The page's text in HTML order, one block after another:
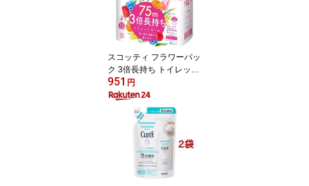
スコッティ フラワーパッ
ク 3倍長持ち トイレット
ペーパー ダブル(75m×4
ロール)【3brnd-11】【D
reg063】【x9q】【2sh2
4】【スコッティ(SCOTT
IE)】[トイレットペーパ
951 円